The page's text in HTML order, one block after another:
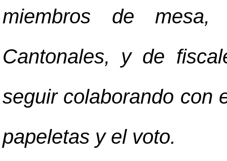
miembros de
Cantonales, y de
seguir colaborando con
papeletas y el voto.